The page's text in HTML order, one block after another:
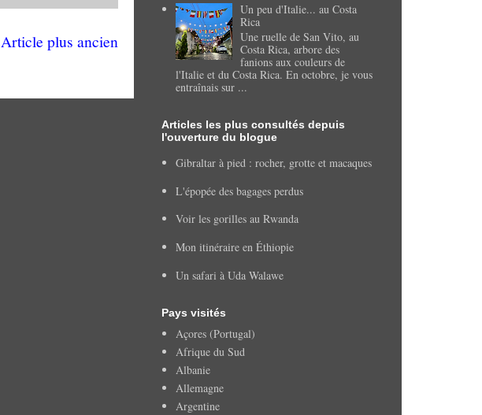
Article plus ancien
Un peu d'Italie... au Costa
Rica
Une ruelle de San Vito, au
Costa Rica, arbore des
fanions aux couleurs de
l'Italie et du Costa Rica. En octobre, je vous
entraînais sur ...
Articles les plus consultés depuis
l'ouverture du blogue
Gibraltar à pied : rocher, grotte et macaques
L'épopée des bagages perdus
Voir les gorilles au Rwanda
Mon itinéraire en Éthiopie
Un safari à Uda Walawe
Pays visités
Açores (Portugal)
Afrique du Sud
Albanie
Allemagne
Argentine